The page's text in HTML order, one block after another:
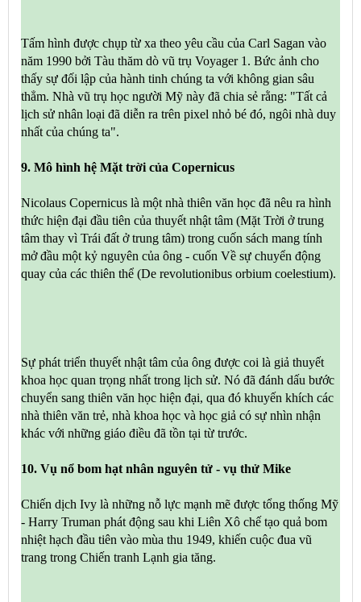
Tấm hình được chụp từ xa theo yêu cầu của Carl Sagan vào
năm 1990 bởi Tàu thăm dò vũ trụ Voyager 1. Bức ảnh cho
thấy sự đối lập của hành tinh chúng ta với không gian sâu
thẳm. Nhà vũ trụ học người Mỹ này đã chia sẻ rằng: "Tất cả
lịch sử nhân loại đã diễn ra trên pixel nhỏ bé đó, ngôi nhà duy
nhất của chúng ta".
9. Mô hình hệ Mặt trời của Copernicus
Nicolaus Copernicus là một nhà thiên văn học đã nêu ra hình
thức hiện đại đầu tiên của thuyết nhật tâm (Mặt Trời ở trung
tâm thay vì Trái đất ở trung tâm) trong cuốn sách mang tính
mở đầu một kỷ nguyên của ông - cuốn Về sự chuyển động
quay của các thiên thể (De revolutionibus orbium coelestium).
Sự phát triển thuyết nhật tâm của ông được coi là giả thuyết
khoa học quan trọng nhất trong lịch sử. Nó đã đánh dấu bước
chuyển sang thiên văn học hiện đại, qua đó khuyến khích các
nhà thiên văn trẻ, nhà khoa học và học giả có sự nhìn nhận
khác với những giáo điều đã tồn tại từ trước.
10. Vụ nổ bom hạt nhân nguyên tử - vụ thử Mike
Chiến dịch Ivy là những nỗ lực mạnh mẽ được tổng thống Mỹ
- Harry Truman phát động sau khi Liên Xô chế tạo quả bom
nhiệt hạch đầu tiên vào mùa thu 1949, khiến cuộc đua vũ
trang trong Chiến tranh Lạnh gia tăng.